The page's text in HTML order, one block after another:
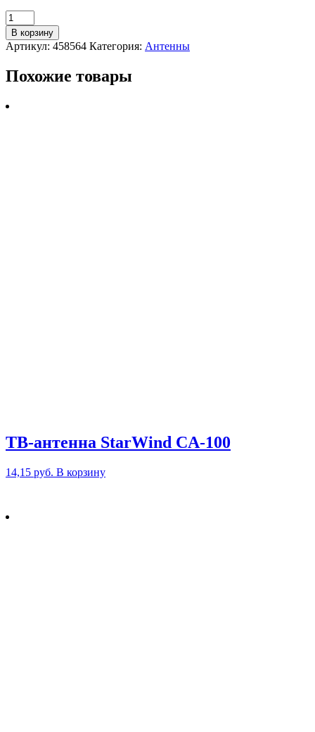
Количество
товара
ТВ-
антенна
DA03
В корзину
Артикул: 458564 Категория: Антенны
Похожие товары
ТВ-антенна StarWind CA-100
14,15 руб. В корзину